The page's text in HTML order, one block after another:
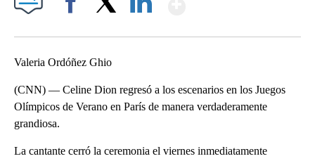
Valeria Ordóñez Ghio
(CNN) — Celine Dion regresó a los escenarios en los Juegos
Olímpicos de Verano en París de manera verdaderamente
grandiosa.
La cantante cerró la ceremonia el viernes inmediatamente